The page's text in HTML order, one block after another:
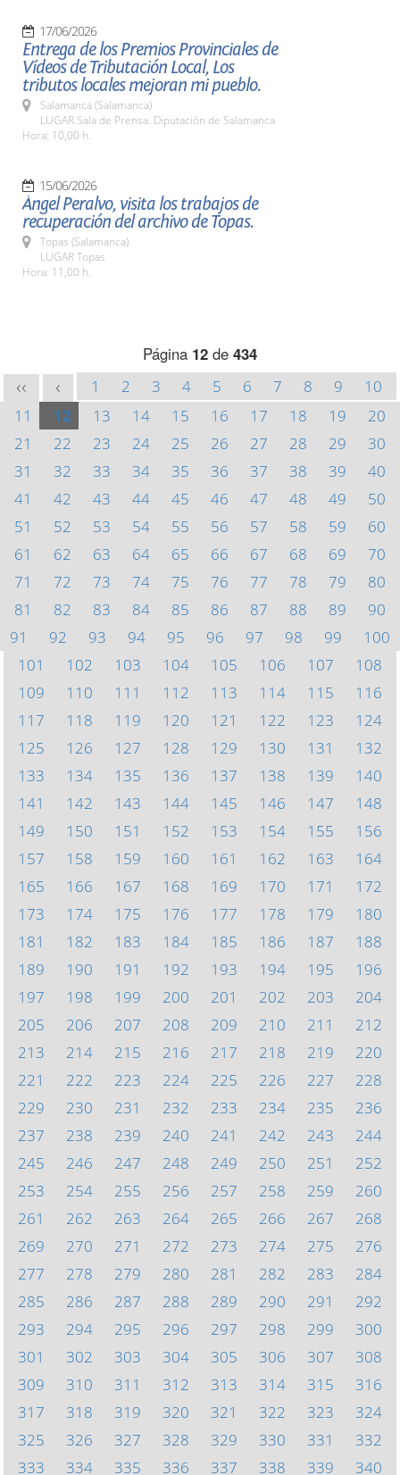
17/06/2026
Entrega de los Premios Provinciales de
Vídeos de Tributación Local, Los
tributos locales mejoran mi pueblo.
Salamanca (Salamanca)
LUGAR Sala de Prensa. Diputación de Salamanca
Hora: 10,00 h.
15/06/2026
Ángel Peralvo, visita los trabajos de
recuperación del archivo de Topas.
Topas (Salamanca)
LUGAR Topas
Hora: 11,00 h.
Página 12 de 434
<< < 1 2 3 4 5 6 7 8 9
10
11
12 13 14 15 16 17 18 19
20
21
22 23 24 25 26 27 28 29
30
31
32 33 34 35 36 37 38 39
40
41
42 43 44 45 46 47 48 49
50
51
52 53 54 55 56 57 58 59
60
61
62 63 64 65 66 67 68 69
70
71
72 73 74 75 76 77 78 79
80
81
82 83 84 85 86 87 88 89
90
91
92 93 94 95 96 97 98 99
100
101
102 103 104 105 106 107
108
109
110 111 112 113 114 115
116
117
118 119 120 121 122 123
124
125
126 127 128 129 130 131
132
133
134 135 136 137 138 139
140
141
142 143 144 145 146 147
148
149
150 151 152 153 154 155
156
157
158 159 160 161 162 163
164
165
166 167 168 169 170 171
172
173
174 175 176 177 178 179
180
181
182 183 184 185 186 187
188
189
190 191 192 193 194 195
196
197
198 199 200 201 202 203
204
205
206 207 208 209 210 211
212
213
214 215 216 217 218 219
220
221
222 223 224 225 226 227
228
229
230 231 232 233 234 235
236
237
238 239 240 241 242 243
244
245
246 247 248 249 250 251
252
253
254 255 256 257 258 259
260
261
262 263 264 265 266 267
268
269
270 271 272 273 274 275
276
277
278 279 280 281 282 283
284
285
286 287 288 289 290 291
292
293
294 295 296 297 298 299
300
301
302 303 304 305 306 307
308
309
310 311 312 313 314 315
316
317
318 319 320 321 322 323
324
325
326 327 328 329 330 331
332
333
334 335 336 337 338 339 340